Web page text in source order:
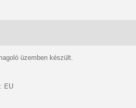
üzemben készült.
EU